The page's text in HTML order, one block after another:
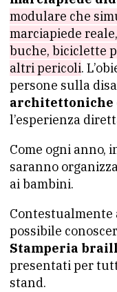
modulare che
marciapiede
buche, biciclette
altri pericoli.
persone sulla
architettoniche
l’esperienza
Come ogni anno,
saranno
ai bambini.
Contestualmente
possibile
Stamperia
presentati per
stand.